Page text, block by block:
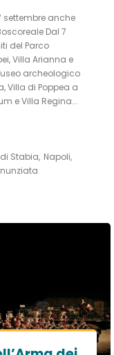
anche
Dal 7
del Parco
Villa Arianna e
archeologico
Villa di Poppea a
e Villa Regina...
Stabia Napoli